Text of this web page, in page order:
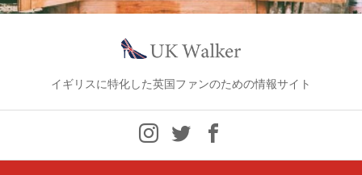
イギリスに特化した英国ファンのための情報サイト